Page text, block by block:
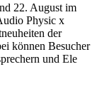
22. August im
Physic x
der
können Besucher
und Ele